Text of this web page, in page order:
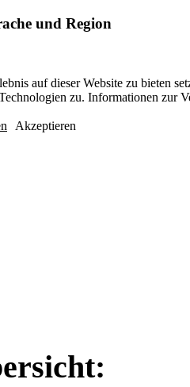
und Region
auf dieser Website zu bieten
zu. Informationen zur
Akzeptieren